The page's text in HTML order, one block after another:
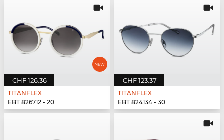
CHF 126.36
TITANFLEX
EBT 826712 - 20
CHF 123.37
TITANFLEX
EBT 824134 - 30